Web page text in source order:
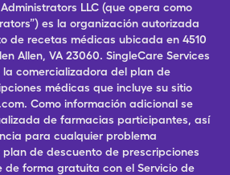
LLC (que opera como
es la organización autorizada
de recetas médicas ubicada en 4510
Allen, VA 23060. SingleCare Services
la comercializadora del plan de
médicas que incluye su sitio
Como información adicional se
de farmacias participantes, así
para cualquier problema
de descuento de prescripciones
de forma gratuita con el Servicio de